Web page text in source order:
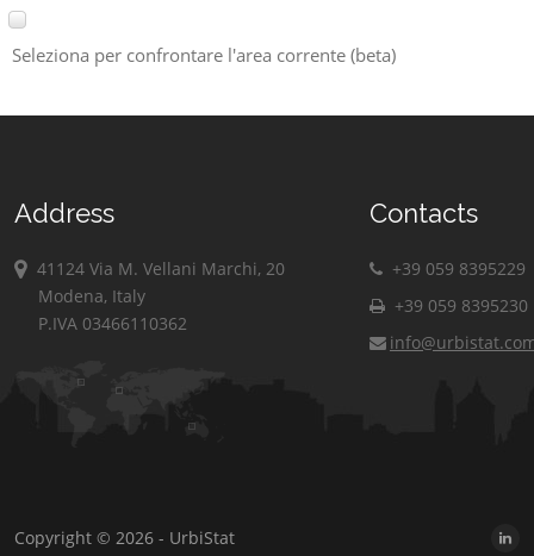
Seleziona per confrontare l'area corrente (beta)
Address
41124 Via M. Vellani Marchi, 20
Modena, Italy
P.IVA 03466110362
Contacts
+39 059 8395229
+39 059 8395230
Copyright © 2026 - UrbiStat